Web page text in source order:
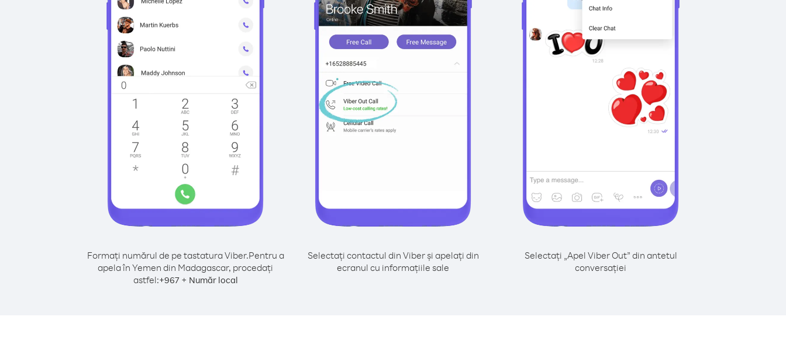
Formați numărul de pe tastatura Viber.Pentru a
apela în Yemen din Madagascar, procedați
astfel:+967+ Număr local
Selectați contactul din Viber și apelați din
ecranul cu informațiile sale
Selectați „Apel Viber Out” din antetul
conversației